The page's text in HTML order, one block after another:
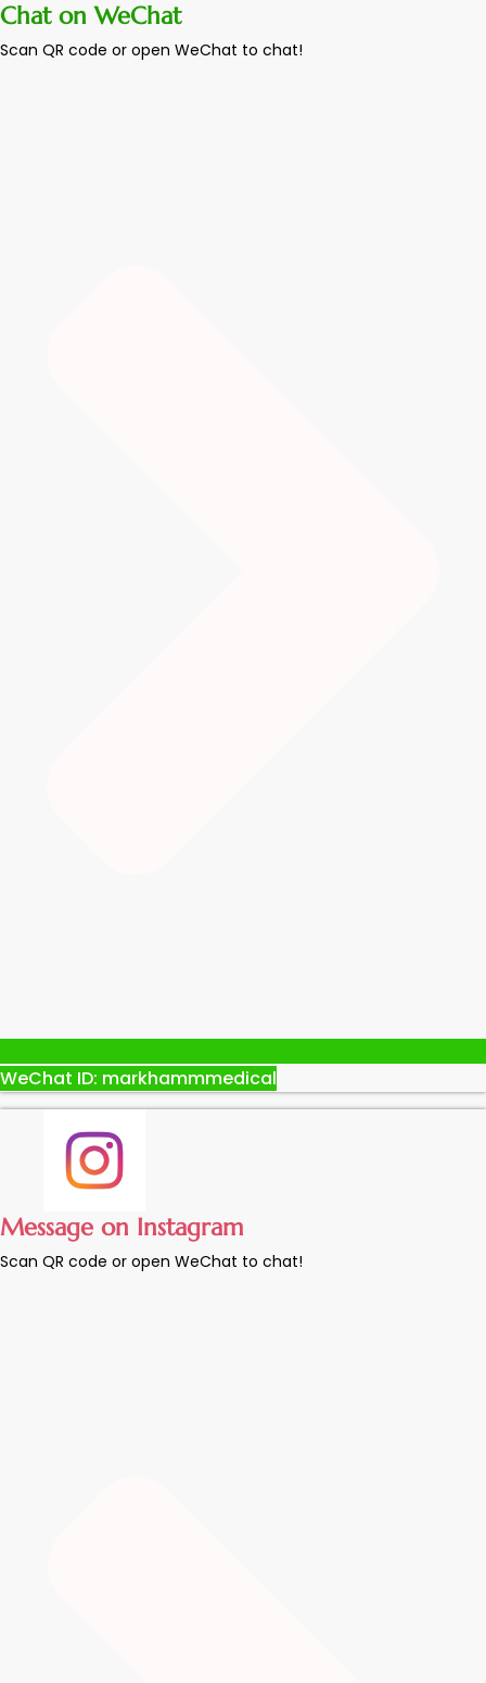
Chat on WeChat
Scan QR code or open WeChat to chat!
WeChat ID: markhammmedical
Message on Instagram
Scan QR code or open WeChat to chat!